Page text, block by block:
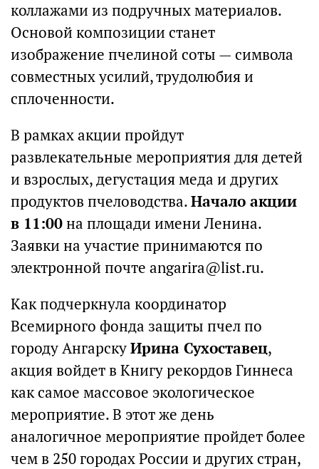
коллажами из подручных материалов.
Основой композиции станет
изображение пчелиной соты — символа
совместных усилий, трудолюбия и
сплоченности.
В рамках акции пройдут
развлекательные мероприятия для детей
и взрослых, дегустация меда и других
продуктов пчеловодства.Начало акции
в 11:00на площади имени Ленина.
Заявки на участие принимаются по
электронной почте angarira@list.ru.
Как подчеркнула координатор
Всемирного фонда защиты пчел по
городу АнгарскуИрина Сухоставец,
акция войдет в Книгу рекордов Гиннеса
как самое массовое экологическое
мероприятие. В этот же день
аналогичное мероприятие пройдет более
чем в 250 городах России и других стран,